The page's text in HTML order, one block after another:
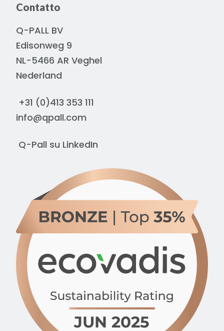
Contatto
Q-PALL BV
Edisonweg 9
NL-5466 AR Veghel
Nederland
+31 (0)413 353 111
info@qpall.com
Q-Pall su LinkedIn